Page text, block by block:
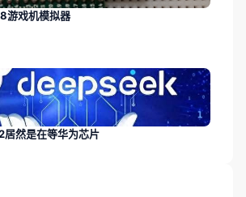
游戏机模拟器
然是在等华为芯片